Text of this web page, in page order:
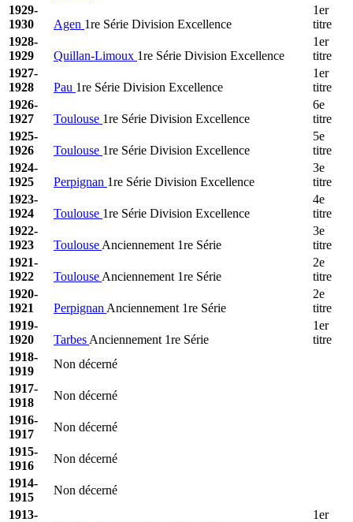
1929-
1930
Agen 1re Série Division Excellence
1er
titre
1928-
1929
Quillan-Limoux 1re Série Division Excellence
1er
titre
1927-
1928
Pau 1re Série Division Excellence
1er
titre
1926-
1927
Toulouse 1re Série Division Excellence
6e
titre
1925-
1926
Toulouse 1re Série Division Excellence
5e
titre
1924-
1925
Perpignan 1re Série Division Excellence
3e
titre
1923-
1924
Toulouse 1re Série Division Excellence
4e
titre
1922-
1923
Toulouse Anciennement 1re Série
3e
titre
1921-
1922
Toulouse Anciennement 1re Série
2e
titre
1920-
1921
Perpignan Anciennement 1re Série
2e
titre
1919-
1920
Tarbes Anciennement 1re Série
1er
titre
1918-
1919
Non décerné
1917-
1918
Non décerné
1916-
1917
Non décerné
1915-
1916
Non décerné
1914-
1915
Non décerné
1913-
1er